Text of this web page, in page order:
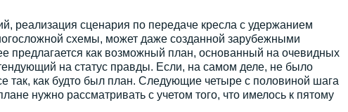
реализация сценария по передаче кресла с удержанием
схемы, может даже созданной зарубежными
предлагается как возможный план, основанный на очевидных
на статус правды. Если, на самом деле, не было
так, как будто был план. Следующие четыре с половиной шага
нужно рассматривать с учетом того, что имелось к пятому